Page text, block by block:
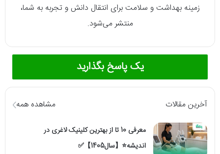
زمینه بهداشت و سلامت برای انتقال دانش و تجربه به شما،
منتشر می‌شود.
یک پاسخ بگذارید
آخرین مقالات مشاهده همه
معرفی 10 تا از بهترین کلینیک لاغری در
اندیشه⭐【سال1405】✅